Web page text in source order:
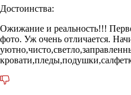
Достоинства:
Ожижание и реальность!!!
фото. Уж очень отличается.